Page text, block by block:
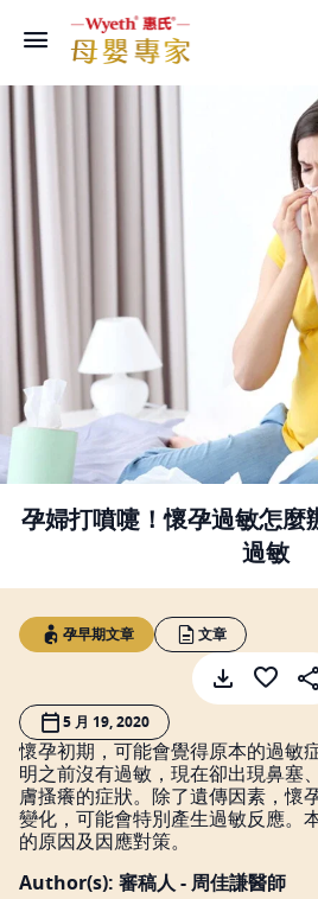
孕婦打噴嚏！懷孕過敏怎麼
過敏
孕早期文章 文章
5 月 19, 2020
懷孕初期，可能會覺得原本的過敏
明之前沒有過敏，現在卻出現鼻塞
膚搔癢的症狀。除了遺傳因素，懷
變化，可能會特別產生過敏反應。
的原因及因應對策。
Author(s): 審稿人 - 周佳謙醫師